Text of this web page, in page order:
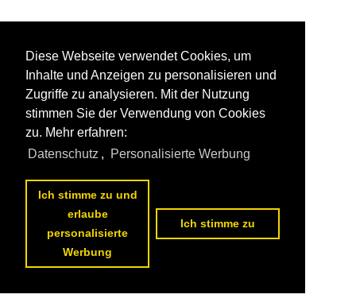
Diese Webseite verwendet Cookies, um
Inhalte und Anzeigen zu personalisieren und
Zugriffe zu analysieren. Mit der Nutzung
stimmen Sie der Verwendung von Cookies
zu. Mehr erfahren:
Datenschutz , Personalisierte Werbung
Ich stimme zu und
erlaube
personalisierte
Werbung
Ich stimme zu